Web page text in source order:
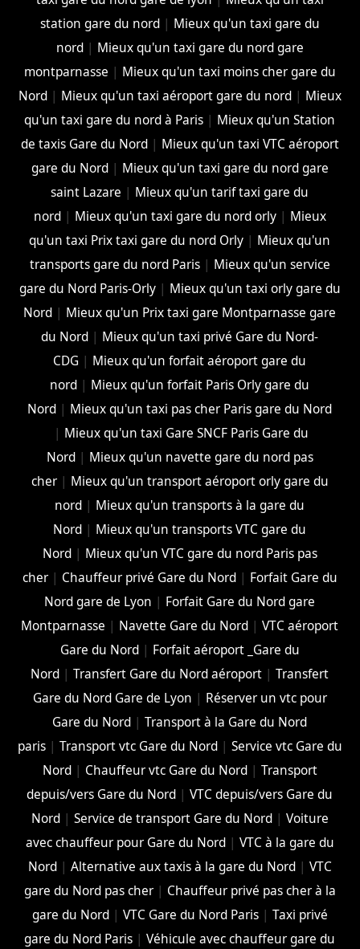
station gare du nord| Mieux qu'un taxi gare du
nord| Mieux qu'un taxi gare du nord gare
montparnasse | Mieux qu'un taxi moins cher gare du
Nord| Mieux qu'un taxi aéroport gare du nord| Mieux
qu'un taxi gare du nord à Paris | Mieux qu'un Station
de taxis Gare du Nord| Mieux qu'un taxi VTC aéroport
gare du Nord| Mieux qu'un taxi gare du nord gare
saint Lazare | Mieux qu'un tarif taxi gare du
nord| Mieux qu'un taxi gare du nord orly| Mieux
qu'un taxi Prix taxi gare du nord Orly | Mieux qu'un
transports gare du nord Paris| Mieux qu'un service
gare du Nord Paris-Orly| Mieux qu'un taxi orly gare du
Nord | Mieux qu'un Prix taxi gare Montparnasse gare
du Nord | Mieux qu'un taxi privé Gare du Nord-
CDG | Mieux qu'un forfait aéroport gare du
nord | Mieux qu'un forfait Paris Orly gare du
Nord | Mieux qu'un taxi pas cher Paris gare du Nord
| Mieux qu'un taxi Gare SNCF Paris Gare du
Nord| Mieux qu'un navette gare du nord pas
cher| Mieux qu'un transport aéroport orly gare du
nord | Mieux qu'un transports à la gare du
Nord | Mieux qu'un transports VTC gare du
Nord| Mieux qu'un VTC gare du nord Paris pas
cher| Chauffeur privé Gare du Nord| Forfait Gare du
Nord gare de Lyon | Forfait Gare du Nord gare
Montparnasse | Navette Gare du Nord |VTC aéroport
Gare du Nord| Forfait aéroport _Gare du
Nord |Transfert Gare du Nord aéroport |Transfert
Gare du Nord Gare de Lyon | Réserver un vtc pour
Gare du Nord |Transport à la Gare du Nord
paris| Transport vtc Gare du Nord| Service vtc Gare du
Nord| Chauffeur vtc Gare du Nord| Transport
depuis/vers Gare du Nord |VTC depuis/vers Gare du
Nord| Service de transport Gare du Nord| Voiture
avec chauffeur pour Gare du Nord| VTC à la gare du
Nord| Alternative aux taxis à la gare du Nord| VTC
gare du Nord pas cher| Chauffeur privé pas cher à la
gare du Nord| VTC Gare du Nord Paris| Taxi privé
gare du Nord Paris |Véhicule avec chauffeur gare du